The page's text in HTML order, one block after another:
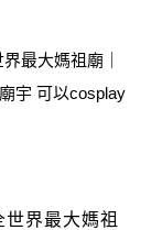
界最大媽祖